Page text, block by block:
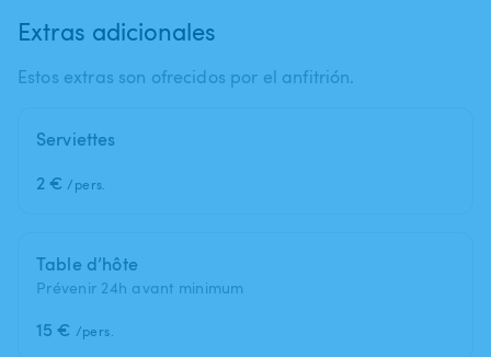
Extras adicionales
Estos extras son ofrecidos por el anfitrión.
Serviettes
2 € /pers.
Table d’hôte
Prévenir 24h avant minimum
15 € /pers.